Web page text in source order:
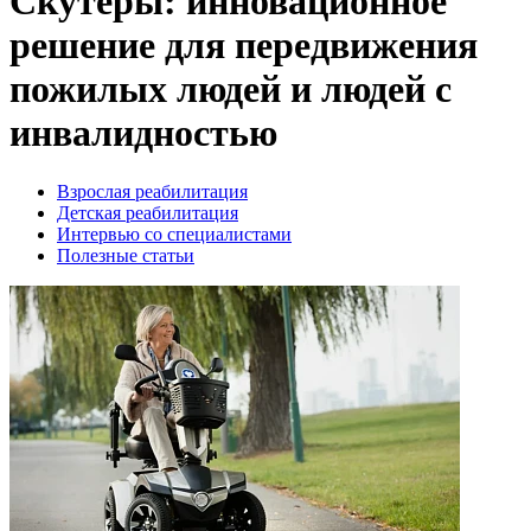
решение для передвижения
пожилых людей и людей с
инвалидностью
Взрослая реабилитация
Детская реабилитация
Интервью со специалистами
Полезные статьи